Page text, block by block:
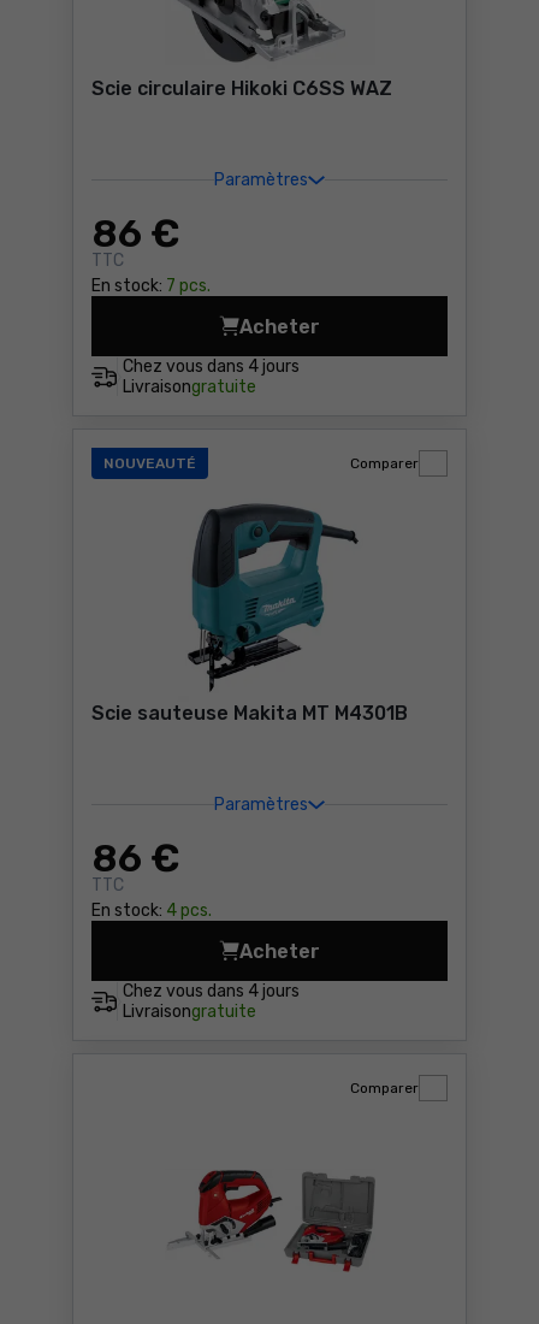
Scie circulaire Hikoki C6SS WAZ
Paramètres
86 €
TTC
En stock: 7 pcs.
Chez vous dans 4 jours
Livraisongratuite
Acheter
Scie circulaire Hikoki C6SS
NOUVEAUTÉ
Scie sauteuse Makita MT M4301B
Paramètres
86 €
TTC
En stock: 4 pcs.
Comparer
Chez vous dans 4 jours
Livraisongratuite
Acheter
Scie sauteuse Makita MT
Comparer